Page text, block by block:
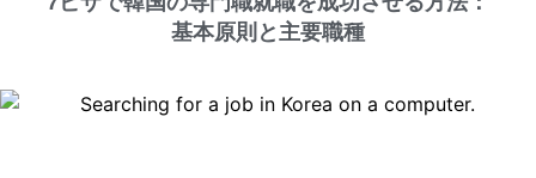
基本原則と主要職種